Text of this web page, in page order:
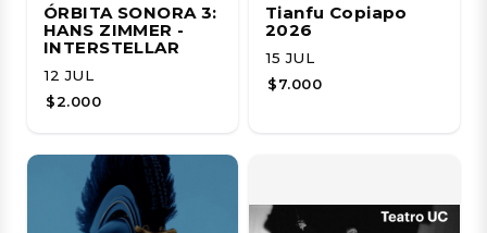
ÓRBITA SONORA 3:
HANS ZIMMER -
INTERSTELLAR
12 JUL
$2.000
Tianfu Copiapo
2026
15 JUL
$7.000